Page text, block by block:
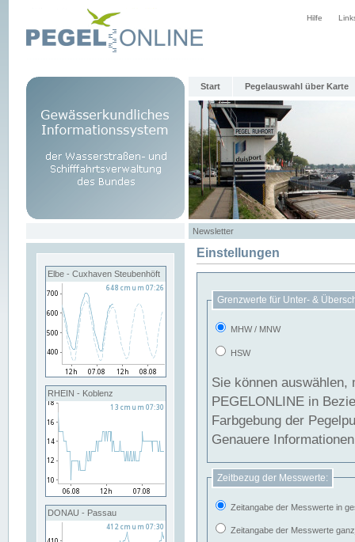
Hilfe
Start Pegelauswahl über Karte
Newsletter
Elbe - Cuxhaven Steubenhöft
RHEIN - Koblenz
DONAU - Passau
Einstellungen
Grenzwerte für Unter- &
MHW / MNW
HSW
Sie können
PEGELONLINE in Beziehung
Farbgebung der
Genauere
Zeitbezug der Messwerte:
Zeitangabe der Messwerte in
Zeitangabe der Messwerte